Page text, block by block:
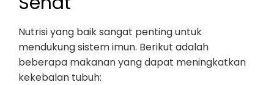
Nutrisi yang baik sangat penting untuk
mendukung sistem imun. Berikut adalah
beberapa makanan yang dapat meningkatkan
kekebalan tubuh: